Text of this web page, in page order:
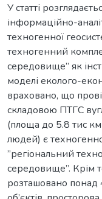
У статті
інформаційно-
техногенної
техногенний
середовище” як
моделі еколого-
враховано, що
складовою ПТГС
(площа до 5.8 тис
людей) є
”регіональний
середовище”. Крім
розташовано